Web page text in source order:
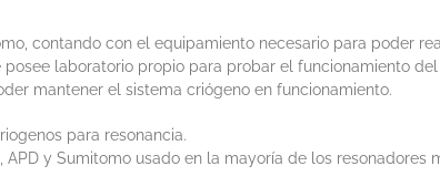
contando con el equipamiento necesario para poder
laboratorio propio para probar el funcionamiento
mantener el sistema criógeno en funcionamiento.
para resonancia.
y Sumitomo usado en la mayoría de los resonadores